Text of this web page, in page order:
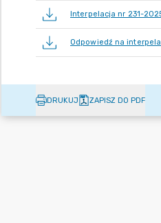
Interpelacja nr 231-
Odpowiedź na
DRUKUJ ZAPISZ DO PDF